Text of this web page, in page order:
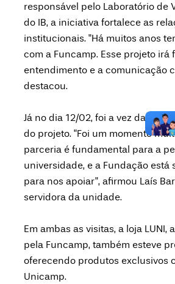
responsável pelo Laboratório de
do IB, a iniciativa fortalece as
institucionais. "Há muitos anos
com a Funcamp. Esse projeto irá
entendimento e a comunicação
destacou.
Já no dia 12/02, foi a vez da FEA
do projeto. "Foi um momento
parceria é fundamental para a
universidade, e a Fundação está
para nos apoiar", afirmou Laís
servidora da unidade.
Em ambas as visitas, a loja LUNI,
pela Funcamp, também esteve
oferecendo produtos exclusivos
Unicamp.